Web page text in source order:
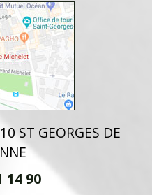
ST GEORGES DE
14 90